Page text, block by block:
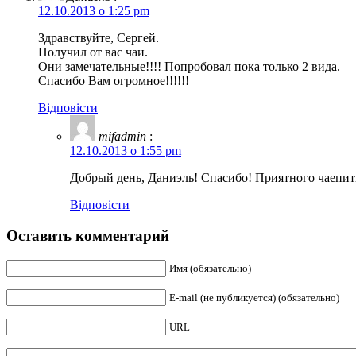
12.10.2013 о 1:25 pm
Здравствуйте, Сергей.
Получил от вас чаи.
Они замечательные!!!! Попробовал пока только 2 вида.
Спасибо Вам огромное!!!!!!
Відповісти
mifadmin :
12.10.2013 о 1:55 pm
Добрый день, Даниэль! Спасибо! Приятного
Відповісти
Оставить комментарий
Имя (обязательно)
E-mail (не публикуется) (обязательно)
URL